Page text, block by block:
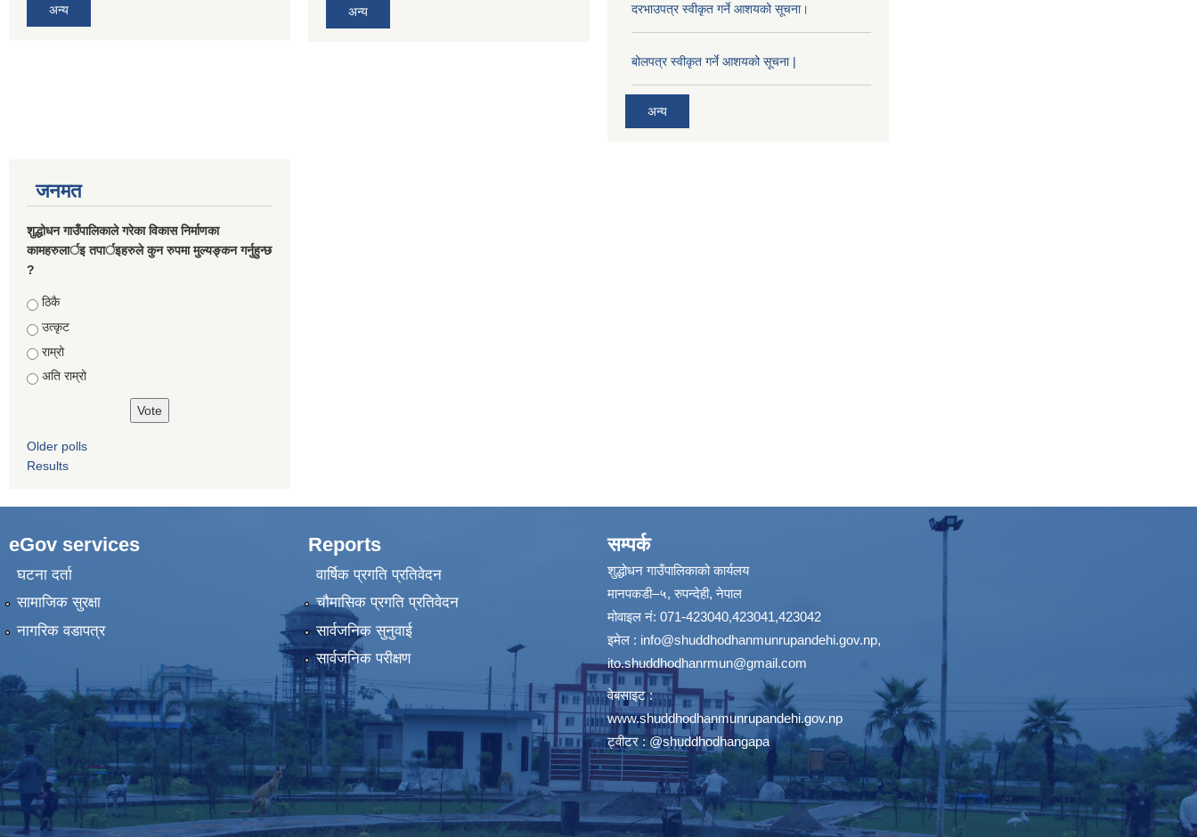
अन्य अन्य दरभाउपत्र स्वीकृत गर्ने आशयको सूचना।
बोलपत्र स्वीकृत गर्ने आशयको सूचना |
अन्य
जनमत
शुद्धोधन गाउँपालिकाले गरेका विकास निर्माणका
कामहरुलार्इ तपार्इहरुले कुन रुपमा मुल्यङ्कन गर्नुहुन्छ
?
Choices
ठिकै
उत्कृट
राम्रो
अति राम्रो
Older polls
Results
eGov services
घटना दर्ता
सामाजिक सुरक्षा
नागरिक वडापत्र
Reports
वार्षिक प्रगति प्रतिवेदन
चौमासिक प्रगति प्रतिवेदन
सार्वजनिक सुनुवाई
सार्वजनिक परीक्षण
सम्पर्क
शुद्धोधन गाउँपालिकाको कार्यलय
मानपकडी–५, रुपन्देही, नेपाल
मोवाइल नं: 071-423040,423041,423042
इमेल : info@shuddhodhanmunrupandehi.gov.np,
ito.shuddhodhanrmun@gmail.com
वेबसाइट :
www.shuddhodhanmunrupandehi.gov.np
ट्वीटर : @shuddhodhangapa